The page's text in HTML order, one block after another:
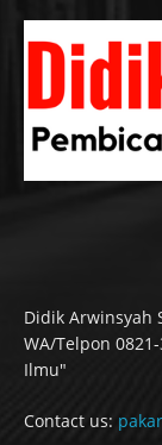
Didik Arwinsyah
WA/Telpon
Ilmu"
Contact us: